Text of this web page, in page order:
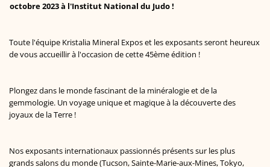
octobre 2023 à l'Institut National du Judo !
Toute l'équipe Kristalia Mineral Expos et les exposants seront heureux
de vous accueillir à l'occasion de cette 45ème édition !
Plongez dans le monde fascinant de la minéralogie et de la
gemmologie. Un voyage unique et magique à la découverte des
joyaux de la Terre !
Nos exposants internationaux passionnés présents sur les plus
grands salons du monde (Tucson, Sainte-Marie-aux-Mines, Tokyo,